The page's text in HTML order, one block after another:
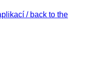
/ back to the